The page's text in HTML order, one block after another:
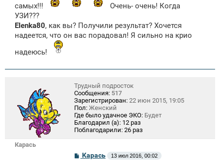
е
н
и
е
самых!!!
Очень- очень! Когда
УЗИ???
Elenka80, как вы? Получили результат? Хочется
надеется, что он вас порадовал! Я сильно на крио
надеюсь!
Карась
Трудный подросток
Сообщения: 517
Зарегистрирован: 22 июн 2015, 19:05
Пол: Женский
Где было удачное ЭКО: Будет
Благодарил (а): 12 раз
Поблагодарили: 26 раз
С
о
Карась 13 июл 2016, 00:02